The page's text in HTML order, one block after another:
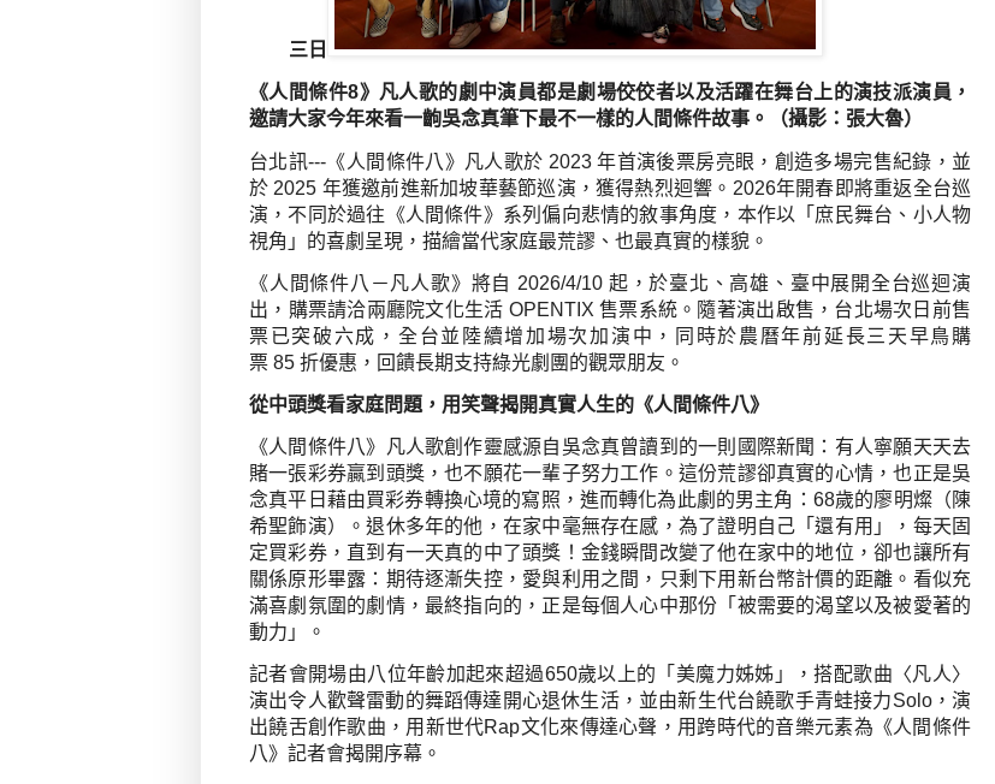
三日
《人間條件8》凡人歌的劇中演員都是劇場佼佼者以及活躍在舞台上的演技派演員，
邀請大家今年來看一齣吳念真筆下最不一樣的人間條件故事。（攝影：張大魯）
台北訊--- 《人間條件八》凡人歌於 2023年首演後票房亮眼，創造多場完售紀錄，並
於 2025 年獲邀前進新加坡華藝節巡演，獲得熱烈迴響。 2026年開春即將重返全台巡
演，不同於過往《人間條件》系列偏向悲情的敘事角度，本作以「庶民舞台、小人物
視角」的喜劇呈現，描繪當代家庭最荒謬、也最真實的樣貌。
《人間條件八－凡人歌》將自 2026/4/10 起，於臺北、高雄、臺中展開全台巡迴演
出，購票請洽兩廳院文化生活 OPENTIX售票系統。隨著演出啟售，台北場次日前售
票已突破六成，全台並陸續增加場次加演中，同時於農曆年前延長三天早鳥購
票 85 折優惠，回饋長期支持綠光劇團的觀眾朋友。
從中頭獎看家庭問題，用笑聲揭開真實人生的《人間條件八》
《人間條件八》凡人歌創作靈感源自吳念真曾讀到的一則國際新聞：有人寧願天天去
賭一張彩券贏到頭獎，也不願花一輩子努力工作。這份荒謬卻真實的心情，也正是吳
念真平日藉由買彩券轉換心境的寫照，進而轉化為此劇的男主角： 68歲的廖明燦（陳
希聖飾演）。退休多年的他，在家中毫無存在感，為了證明自己「還有用」，每天固
定買彩券，直到有一天真的中了頭獎！金錢瞬間改變了他在家中的地位，卻也讓所有
關係原形畢露：期待逐漸失控，愛與利用之間，只剩下用新台幣計價的距離。看似充
滿喜劇氛圍的劇情，最終指向的，正是每個人心中那份「被需要的渴望以及被愛著的
動力」。
記者會開場由八位年齡加起來超過650歲以上的「美魔力姊姊」，搭配歌曲〈凡人〉
演出令人歡聲雷動的舞蹈傳達開心退休生活，並由新生代台饒歌手青蛙接力Solo，演
出饒舌創作歌曲，用新世代Rap文化來傳達心聲，用跨時代的音樂元素為《人間條件
八》記者會揭開序幕。